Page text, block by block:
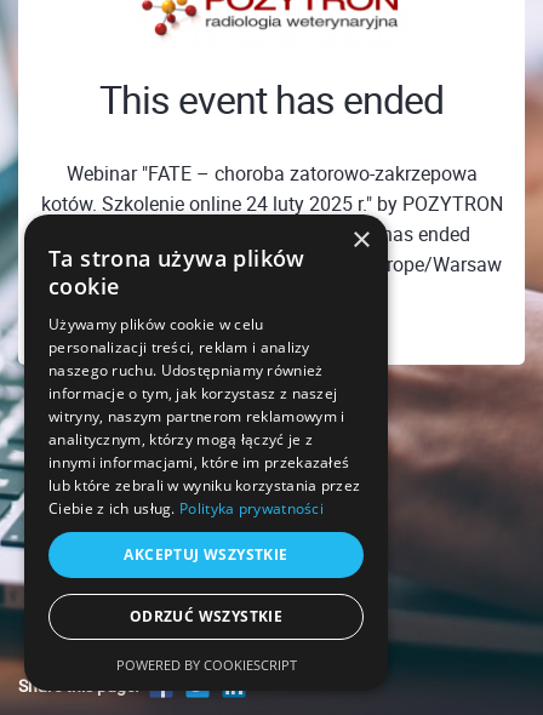
This event has ended
Webinar "FATE – choroba zatorowo-zakrzepowa
kotów. Szkolenie online 24 luty 2025 r." by POZYTRON
Radiologia Weterynaryjna Sp. z o.o. has ended
Monday, February 24, 2025 08:00 PM Europe/Warsaw
Share this page!
×
Ta strona używa plików
cookie
Używamy plików cookie w celu
personalizacji treści, reklam i analizy
naszego ruchu. Udostępniamy również
informacje o tym, jak korzystasz z naszej
witryny, naszym partnerom reklamowym i
analitycznym, którzy mogą łączyć je z
innymi informacjami, które im przekazałeś
lub które zebrali w wyniku korzystania przez
Ciebie z ich usług. Polityka prywatności
AKCEPTUJ WSZYSTKIE
ODRZUĆ WSZYSTKIE
POWERED BY COOKIESCRIPT